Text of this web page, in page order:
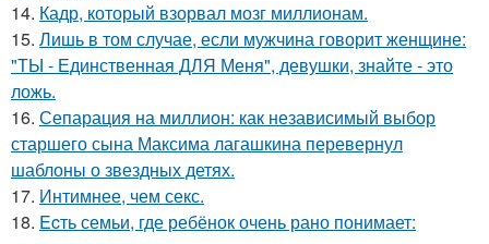
14. Кадр, который взорвал мозг миллионам.
15. Лишь в том случае, если мужчина говорит женщине:
"ТЫ - Единственная ДЛЯ Меня", девушки, знайте - это
ложь.
16. Сепарация на миллион: как независимый выбор
старшего сына Максима лагашкина перевернул
шаблоны о звездных детях.
17. Интимнее, чем секс.
18. Ecть семьи, где ребёнок очень рано понимает: